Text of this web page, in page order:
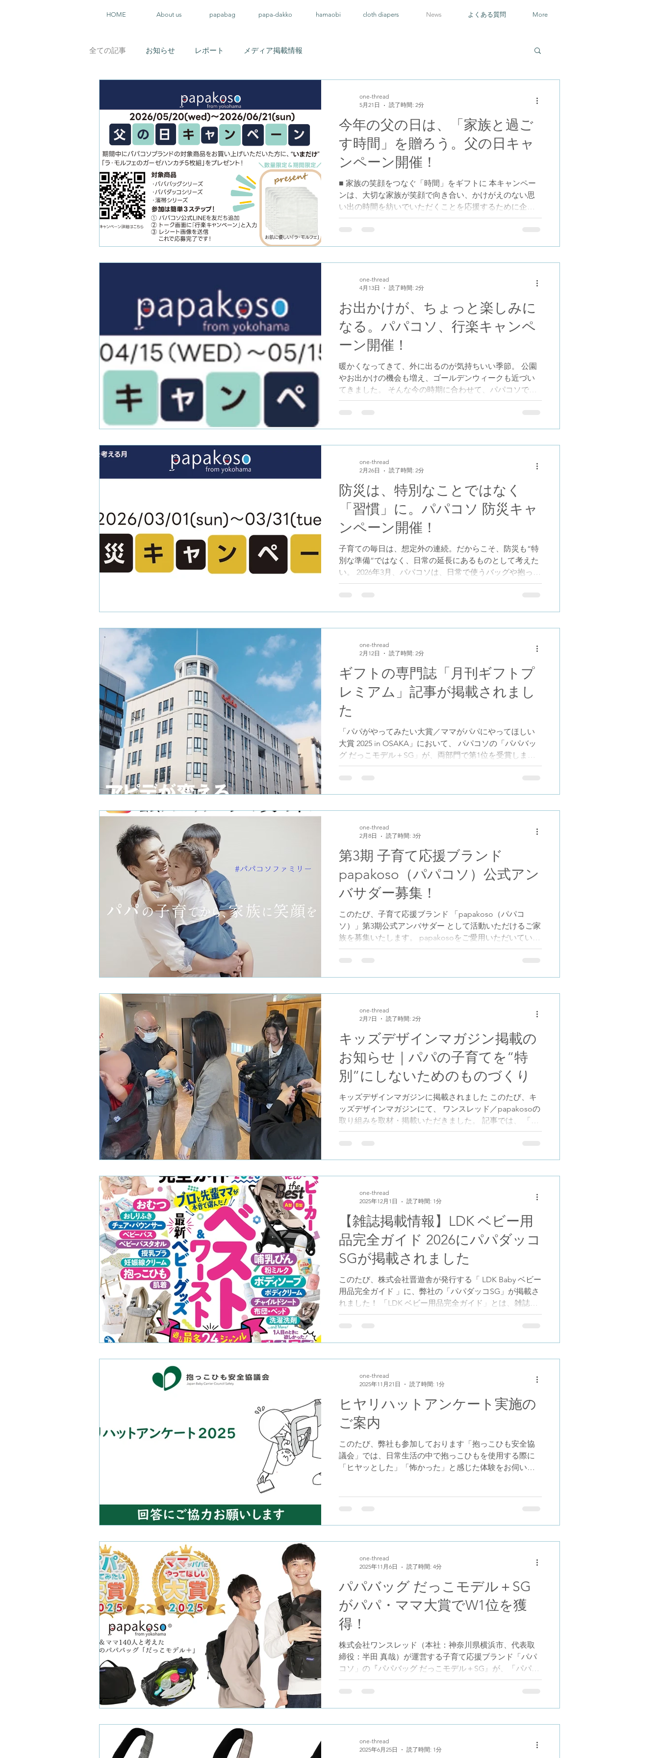
HOME About us papabag papa-dakko hamaobi cloth diapers News よくある質問 More
全ての記事 お知らせ レポート メディア掲載情報
今年の父の日は、「家族と過ご
す時間」を贈ろう。父の日キャ
ンペーン開催！
■ 家族の笑顔をつなぐ「時間」をギフトに 本キャンペー
ンは、大切な家族が笑顔で向き合い、かけがえのない思
い出の時間を紡いでいただくことを応援するために企画
されました。 期間中、指定の実店舗にてパパコソ対象製
選で同ギフトが当たる写真投稿キャンペーンも公式LINE
にて同時開催いたします。 ※キャンペーンの参加には、
パパコソ公式LINEを友だち追加する必要があります。 プ
レゼント内容「ラ・モルフェ ガーゼハンカチ5枚組」 ア
レルギー衣料としても定評のある「ラ・モルフェ加工」
を施した、肌に優しい日本製・無蛍光・低刺激の綿100%
ガーゼハンカチです（34cm×34cm）。赤ちゃんのデリケ
ートな肌に安心して使えるだけでなく、日常使いに最適
な高品質アイテムとして、毎日の心地よい育児時間を支
えます。 キャンペーン概要 ■ 参加方法①（実店舗でご購
入の方） 対象商品を実施店舗でご購入いただいた方へ。
もれなく「モンシェ
one-thread
5月21日
読了時間: 2分
お出かけが、ちょっと楽しみに
なる。パパコソ、行楽キャンペ
ーン開催！
暖かくなってきて、外に出るのが気持ちいい季節。 公園
やお出かけの機会も増え、ゴールデンウィークも近づい
てきました。 そんな今の時期に合わせて、パパコソでは
「行楽キャンペーン」を実施します。 日常で使うバッグ
ェール シリコンビブ」 コンパクトにもなって外出先でも
活躍するシリコンビブ。 やわらかい色合いがとってもか
わいいです。 キャンペーン概要 ■ 参加方法①（実店舗で
ご購入の方） 対象商品を実施店舗でご購入いただいた方
へ。もれなく「モンシェール シリコンビブ」プレゼント
対象商品 ・パパダッコシリーズ ・パパバッグシリーズ ・
濱帯シリーズ 実施店舗 ・グディーズヨコハマ ・ビックカ
メラ有楽町店 応募方法 ① パパコソ公式LINEを友だち追加
② トーク画面で「行楽キャンペーン」と入力 ③ 画面の案
内に従い、レシートまたは領収書画像を送信 （商品名ま
たは価格が確認できること） これで応募完了
one-thread
4月13日
読了時間: 2分
防災は、特別なことではなく
「習慣」に。パパコソ 防災キャ
ンペーン開催！
子育ての毎日は、想定外の連続。だからこそ、防災も“特
別な準備”ではなく、日常の延長にあるものとして考えた
い。 2026年3月、パパコソは、日常で使うバッグや抱っこ
アイテムをきっかけに、「備えること」を考えるキャン
ち運びやすいコンパクトな防災セット 災害はいつ、どこ
で起こるかわかりません。そんな「もしも」の時に備
え、最低限必要なアイテム（ボトル・圧縮タオル・アル
ミシート・ホイッスル・不織布マスク・防災ブック）を
コンパクトにまとめた防災備蓄ボトル6点セットです。普
段からバッグや車に入れておけば、いざという時に役立
ちます。 キャンペーン概要 ■ 参加方法①（実店舗でご購
入の方） 対象商品を実施店舗でご購入いただいた方へ。
パパダッコシリーズ ・パパバッグシリーズ ・濱帯シリー
ズ 実施店舗 ・グディーズヨコハマ ・ビックカメラ有楽町
店 応募方
one-thread
2月26日
読了時間: 2分
ギフトの専門誌「月刊ギフトプ
レミアム」記事が掲載されまし
た
「パパがやってみたい大賞／ママがパパにやってほしい
大賞 2025 in OSAKA」において、 パパコソの「パパバッ
グ だっこモデル＋SG」が、両部門で第1位を受賞しまし
た。 その際に発信した受賞リリースをもとに、ギフトの
理し、まとめてくださったものです。 そのため誌面に
は、私たちが意図して伝えた言葉というよりも、第三者
の目から見た「この商品は何が評価されたのか」が、そ
のまま表れているように感じています。 記事では、抱っ
こひもとしての安全性（SGマーク取得）や、バッグとし
ての収納力、日常使いと育児を両立するための設計につ
いて、ギフト商品という視点から紹介されていました。
私たちがものづくりで大切にしているのは、パパが自然
に使え、ママも安心して任せられ、家族の暮らしの中に
無理なくなじむこと。 その考え方が、受賞という結果だ
けでなく、編集部の判断で記事として紹介されたこと
を、 とてもありがたく感じてい
one-thread
2月12日
読了時間: 2分
第3期 子育て応援ブランド
papakoso（パパコソ）公式アン
バサダー募集！
このたび、子育て応援ブランド 「papakoso（パパコ
ソ）」第3期公式アンバサダー として活動いただけるご家
族を募集いたします。 papakosoをご愛用いただいている
皆さまはもちろん、「気になっていた」「使ってみたい
たくさんのご応募をお待ちしております。 ◆エントリー
方法◆ ① パパコソ公式アカウント（@papakoso）をフォ
ロー ② 本投稿のコメント欄に該当投稿（
https://www.instagram.com/p/DUo4m72jpk_/） のコメン
ト欄に ・お子さまの月齢 ・ひとこと（任意） 上記2点を
ご記入ください。 ※ひとことは無しでも問題ございませ
ん。 ◆アンバサダー活動内容◆ アンバサダーに選ばれた
方には、最初の3か月間で ・ベビー用腹巻き ・布おむつ
順次アイテムをお送りいたします。 Instagramを中心に、
one-thread
2月8日
読了時間: 3分
キッズデザインマガジン掲載の
お知らせ｜パパの子育てを“特
別”にしないためのものづくり
キッズデザインマガジンに掲載されました このたび、キ
ッズデザインマガジンにて、 ワンスレッド／papakosoの
取り組みを取材・掲載いただきました。 記事では、 「パ
パと子どもが一緒に育つ育児グッズ」というテーマのも
てあらためて気付いたこと 私たちはこれまで、 「父親の
子育て」を特別なものとして扱うのではなく、 性別にか
かわらず、自然に育児に関われる環境や道具をつくるこ
とを大切にしてきました。 パパ向け、ママ向け、という
線引きよりも、 「誰にとっても使いやすいか」 「暮らし
の中で無理がないか」。 そうした姿勢を、商品だけでな
く、 展示の場づくりや、使い手との関係性の中でも続け
てきたことを、 あらためて気付きました。 記事の中で語
うな点を丁寧に取り上げていただきました。 1．「パパら
しさ」を押しつ
one-thread
2月7日
読了時間: 2分
【雑誌掲載情報】LDK ベビー用
品完全ガイド 2026にパパダッコ
SGが掲載されました
このたび、株式会社晋遊舎が発行する「 LDK Baby ベビー
用品完全ガイド 」に、弊社の「パパダッコSG」が掲載さ
れました！ 「LDK ベビー用品完全ガイド」とは、雑誌
「LDK」の別冊で、広告・タイアップなしのベビー用品専
しの「辛口採点簿」でパパダッコSGはどんな評価をされ
るのか！？ 抱っこ紐を検討されている皆様、是非、手に
取ってみなさんもぜひチェックしてください！ パパダッ
コSGはこちらです。 パパコソ公式ショップ
https://www.papabag.jp/?pid=187065959 パパコソ公式シ
ョップ楽天市場店 https://item.rakuten.co.jp/one-
thread/papadakko-glencheck/
one-thread
2025年12月1日
読了時間: 1分
ヒヤリハットアンケート実施の
ご案内
このたび、弊社も参加しております「抱っこひも安全協
議会」では、日常生活の中で抱っこひもを使用する際に
「ヒヤッとした」「怖かった」と感じた体験をお伺いす
選で 50名様に500円分のクオカード をプレゼントいたし
11月15日 ~ 2025年12月31日 QRコードからもアクセス可能
合せ先:抱っこひも安全協議会
https://dakkohimo.jp/contact/
one-thread
2025年11月21日
読了時間: 1分
パパバッグ だっこモデル＋SG
がパパ・ママ大賞でW1位を獲
得！
株式会社ワンスレッド（本社：神奈川県横浜市、代表取
締役：半田 真哉）が運営する子育て応援ブランド「パパ
コソ」の『パパバッグ だっこモデル＋SG』が、「パパが
やってみたい大賞＆ママがパパにやってほしい大賞2025
賞」の両部門で1位を獲得し、W大賞を受賞しました。 ■
パパもママも認めた“理想のパパバッグ” 「パパバッグ だ
っこモデル＋SG」は、バッグと抱っこひもが一体化した
one-thread
2025年11月6日
読了時間: 4分
one-thread
2025年6月25日
読了時間: 1分